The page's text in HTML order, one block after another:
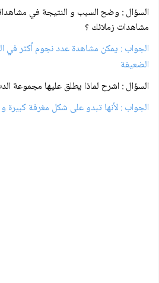
السؤال : وضح السبب و النتيجة في
مشاهدات زملائك ؟
الجواب : يمكن مشاهدة عدد نجوم أكثر في
الضعيفة
السؤال : اشرح لماذا يطلق عليها مجموعة
الجواب : لأنها تبدو على شكل مغرفة كبيرة و